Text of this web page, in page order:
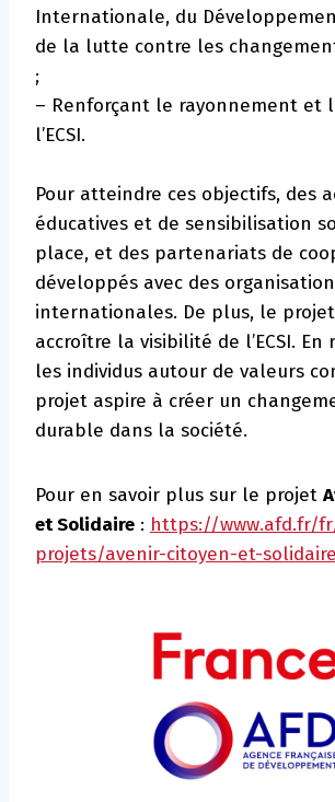
Internationale, du
de la lutte contre les
;
– Renforçant le rayonnement et
l’ECSI.
Pour atteindre ces objectifs, des
éducatives et de sensibilisation
place, et des partenariats de
développés avec des
internationales. De plus, le
accroître la visibilité de l’ECSI.
les individus autour de valeurs
projet aspire à créer un
durable dans la société.
Pour en savoir plus sur le projet
et Solidaire : https://www.afd.fr/
projets/avenir-citoyen-et-solidaire